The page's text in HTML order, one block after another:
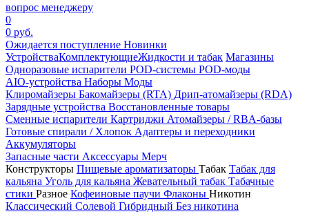
вопрос менеджеру
0
0 руб.
Ожидается поступление Новинки
УстройстваКомплектующиеЖидкости и табак Магазины
Одноразовые испарители POD-системы POD-моды
AIO-устройства Наборы Моды
Клиромайзеры Бакомайзеры (RTA) Дрип-атомайзеры (RDA)
Зарядные устройства Восстановленные товары
Сменные испарители Картриджи Атомайзеры / RBA-базы
Готовые спирали / Хлопок Адаптеры и переходники
Аккумуляторы
Запасные части Аксессуары Мерч
Конструкторы Пищевые ароматизаторы Табак Табак для
кальяна Уголь для кальяна Жевательный табак Табачные
стики Разное Кофеиновые паучи Флаконы Никотин
Классический Солевой Гибридный Без никотина